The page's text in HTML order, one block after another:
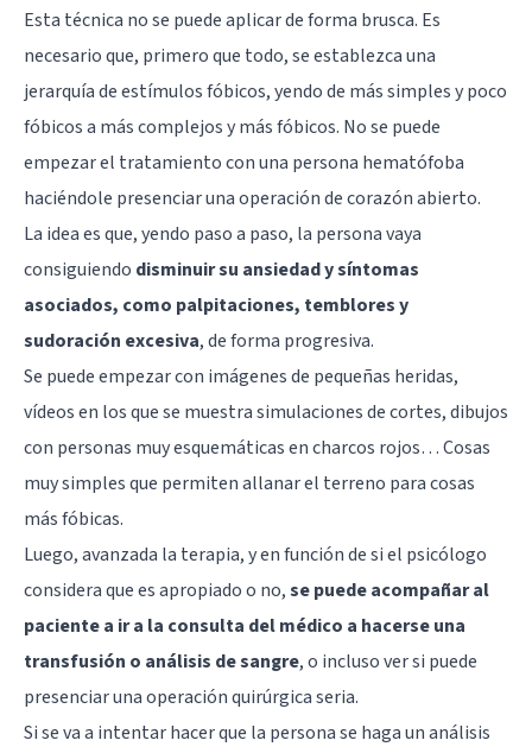
Esta técnica no se puede aplicar de forma brusca. Es
necesario que, primero que todo, se establezca una
jerarquía de estímulos fóbicos, yendo de más simples y poco
fóbicos a más complejos y más fóbicos. No se puede
empezar el tratamiento con una persona hematófoba
haciéndole presenciar una operación de corazón abierto.
La idea es que, yendo paso a paso, la persona vaya
consiguiendo disminuir su ansiedad y síntomas
asociados, como palpitaciones, temblores y
sudoración excesiva, de forma progresiva.
Se puede empezar con imágenes de pequeñas heridas,
vídeos en los que se muestra simulaciones de cortes, dibujos
con personas muy esquemáticas en charcos rojos… Cosas
muy simples que permiten allanar el terreno para cosas
más fóbicas.
Luego, avanzada la terapia, y en función de si el psicólogo
considera que es apropiado o no,se puede acompañar al
paciente a ir a la consulta del médico a hacerse una
transfusión o análisis de sangre, o incluso ver si puede
presenciar una operación quirúrgica seria.
Si se va a intentar hacer que la persona se haga un análisis